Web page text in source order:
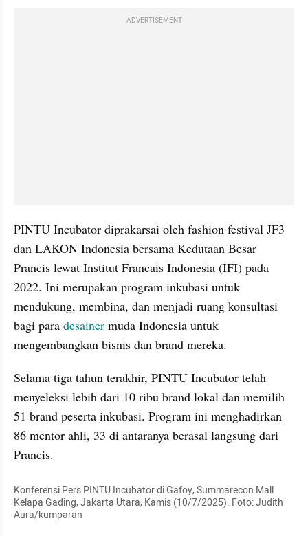
ADVERTISEMENT
PINTU Incubator diprakarsai oleh fashion festival JF3
dan LAKON Indonesia bersama Kedutaan Besar
Prancis lewat Institut Francais Indonesia (IFI) pada
2022. Ini merupakan program inkubasi untuk
mendukung, membina, dan menjadi ruang konsultasi
bagi para desainer muda Indonesia untuk
mengembangkan bisnis dan brand mereka.
Selama tiga tahun terakhir, PINTU Incubator telah
menyeleksi lebih dari 10 ribu brand lokal dan memilih
51 brand peserta inkubasi. Program ini menghadirkan
86 mentor ahli, 33 di antaranya berasal langsung dari
Prancis.
Konferensi Pers PINTU Incubator di Gafoy, Summarecon Mall
Kelapa Gading, Jakarta Utara, Kamis (10/7/2025). Foto: Judith
Aura/kumparan